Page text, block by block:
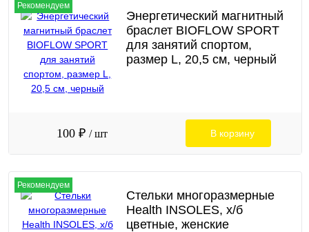
Рекомендуем
Энергетический магнитный
браслет BIOFLOW SPORT
для занятий спортом,
размер L, 20,5 см, черный
100 ₽ / шт В корзину
Рекомендуем
Стельки многоразмерные
Health INSOLES, х/б
цветные, женские